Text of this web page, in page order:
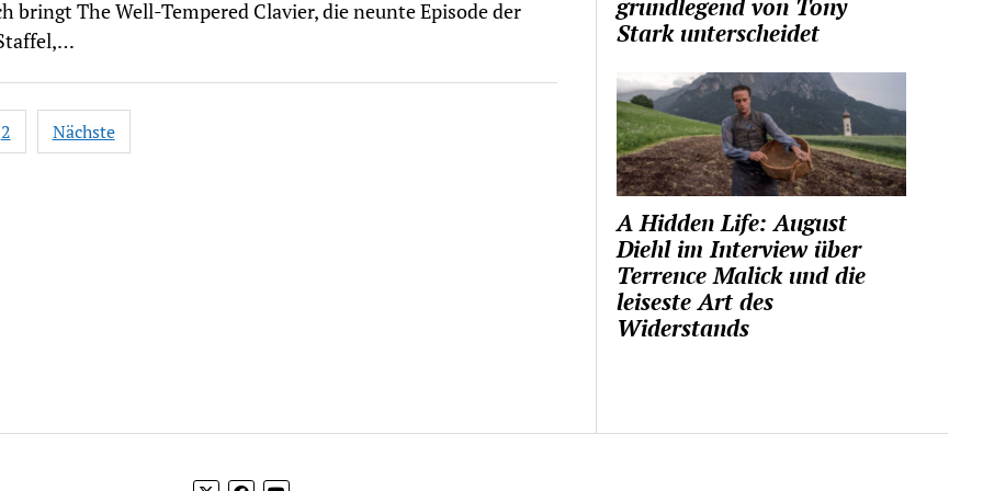
bringt The Well-Tempered Clavier, die neunte Episode der
2 Nächste
Stark unterscheidet
A Hidden Life: August
Diehl im Interview über
Terrence Malick und die
leiseste Art des
Widerstands